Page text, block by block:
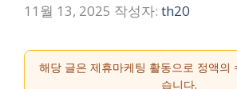
11월 13, 2025 작성자: th20
해당 글은 제휴마케팅 활동으로 정액의
습니다.